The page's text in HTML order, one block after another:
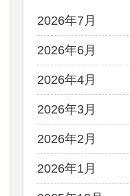
2026年7月
2026年6月
2026年4月
2026年3月
2026年2月
2026年1月